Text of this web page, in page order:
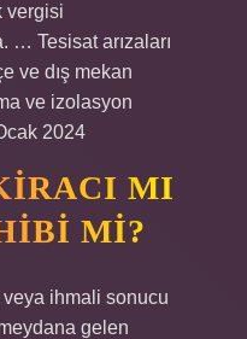
vergisi
Tesisat arızaları
ve dış mekan
ve izolasyon
2024
MI
MI?
veya ihmali sonucu
gelen